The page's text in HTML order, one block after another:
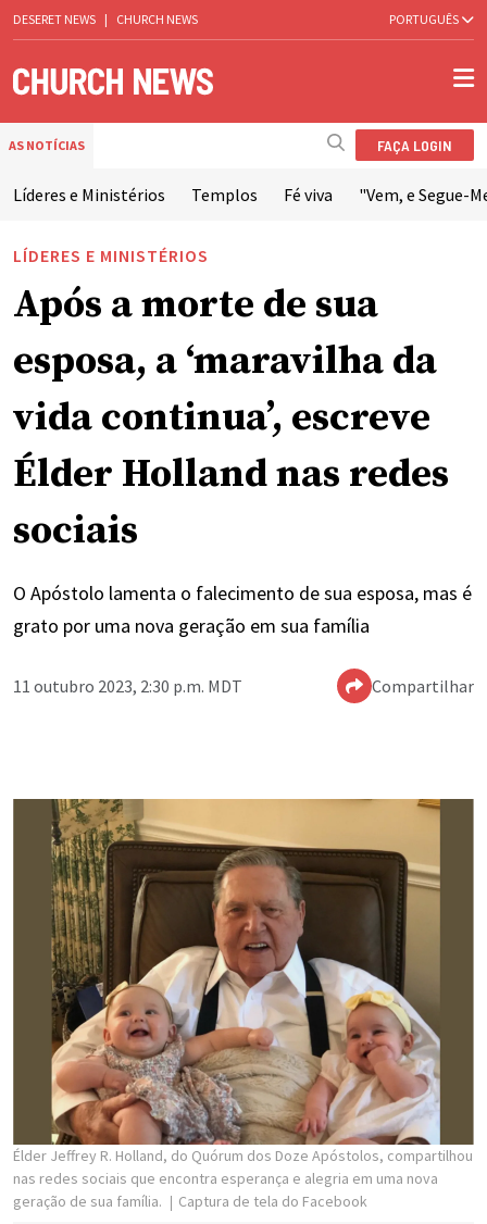
DESERET NEWS | CHURCH NEWS PORTUGUÊS
AS NOTÍCIAS FAÇA LOGIN
Líderes e Ministérios Templos Fé viva "Vem, e Segue-
LÍDERES E MINISTÉRIOS
Após a morte de sua
esposa, a ‘maravilha da
vida continua’, escreve
Élder Holland nas redes
sociais
O Apóstolo lamenta o falecimento de sua esposa, mas é
grato por uma nova geração em sua família
11 outubro 2023, 2:30 p.m. MDT Compartilhar
Élder Jeffrey R. Holland, do Quórum dos Doze Apóstolos, compartilhou
nas redes sociais que encontra esperança e alegria em uma nova
geração de sua família.
Captura de tela do Facebook